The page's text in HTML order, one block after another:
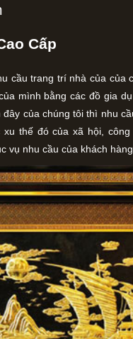
Cấp
cầu trang trí nhà của
mình bằng các đồ gia
của chúng tôi thì nhu
thế đó của xã hội,
vụ nhu cầu của khách